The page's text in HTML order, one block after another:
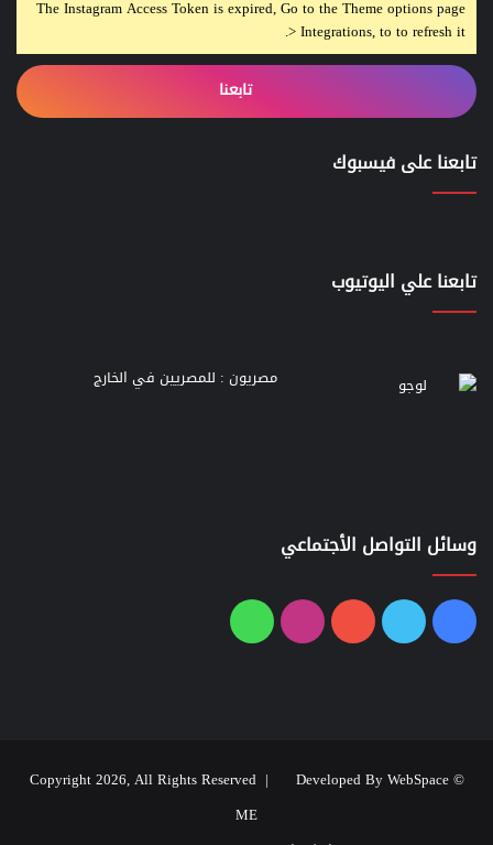
The Instagram Access Token is expired, Go to the Theme options page
> Integrations, to to refresh it.
تابعنا
تابعنا على فيسبوك
تابعنا علي اليوتيوب
مصريون : للمصريين في الخارج
وسائل التواصل الأجتماعي
فيسبوك
تويتر يوتيوبانستقرامواتساب
© Copyright 2026, All Rights Reserved |
Developed By WebSpace
ME